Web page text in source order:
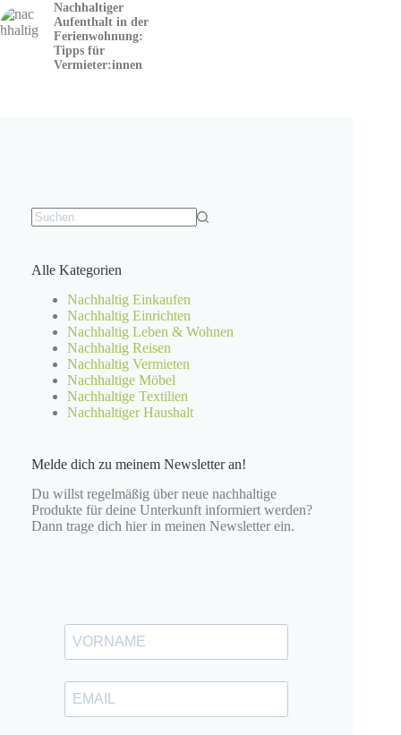
Nachhaltiger
Aufenthalt in der
Ferienwohnung:
Tipps für
Vermieter:innen
Alle Kategorien
Nachhaltig Einkaufen
Nachhaltig Einrichten
Nachhaltig Leben & Wohnen
Nachhaltig Reisen
Nachhaltig Vermieten
Nachhaltige Möbel
Nachhaltige Textilien
Nachhaltiger Haushalt
Melde dich zu meinem Newsletter an!
Du willst regelmäßig über neue nachhaltige
Produkte für deine Unterkunft informiert werden?
Dann trage dich hier in meinen Newsletter ein.